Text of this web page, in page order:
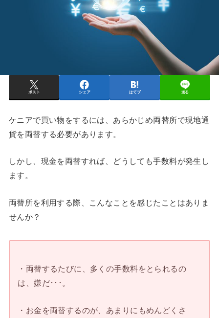
ポスト シェア はてブ 送る
ケニアで買い物をするには、あらかじめ両替所で現地通
貨を両替する必要があります。
しかし、現金を両替すれば、どうしても手数料が発生し
ます。
両替所を利用する際、こんなことを感じたことはありま
せんか？
・両替するたびに、多くの手数料をとられるの
は、嫌だ･･･。
・お金を両替するのが、あまりにもめんどくさ